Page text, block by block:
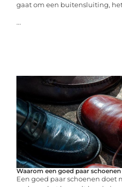
gaat om een buitensluiting,
...
Waarom een goed paar
Een goed paar schoenen